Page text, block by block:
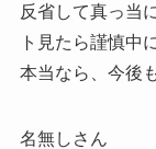
反省して真っ当
ト見たら謹慎中
本当なら、今後
名無しさん